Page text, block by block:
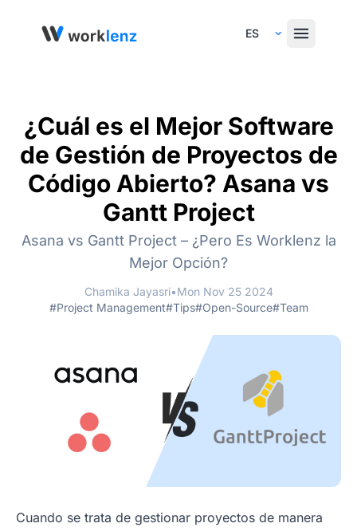
Select Language
¿Cuál es el Mejor Software
de Gestión de Proyectos de
Código Abierto? Asana vs
Gantt Project
Asana vs Gantt Project – ¿Pero Es Worklenz la
Mejor Opción?
Chamika Jayasri•Mon Nov 25 2024
#Project Management#Tips#Open-Source#Team
Cuando se trata de gestionar proyectos de manera